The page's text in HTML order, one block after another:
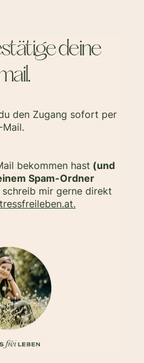
deine
den Zugang sofort per
Mail.
bekommen hast (und
Spam-Ordner
schreib mir gerne direkt